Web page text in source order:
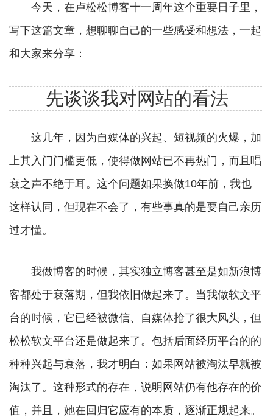
今天，在卢松松博客十一周年这个重要日子里，
写下这篇文章，想聊聊自己的一些感受和想法，一起
和大家来分享：
先谈谈我对网站的看法
这几年，因为自媒体的兴起、短视频的火爆，加
上其入门门槛更低，使得做网站已不再热门，而且唱
衰之声不绝于耳。这个问题如果换做10年前，我也
这样认同，但现在不会了，有些事真的是要自己亲历
过才懂。
我做博客的时候，其实独立博客甚至是如新浪博
客都处于衰落期，但我依旧做起来了。当我做软文平
台的时候，它已经被微信、自媒体抢了很大风头，但
松松软文平台还是做起来了。包括后面经历平台的的
种种兴起与衰落，我才明白：如果网站被淘汰早就被
淘汰了。这种形式的存在，说明网站仍有他存在的价
值，并且，她在回归它应有的本质，逐渐正规起来。